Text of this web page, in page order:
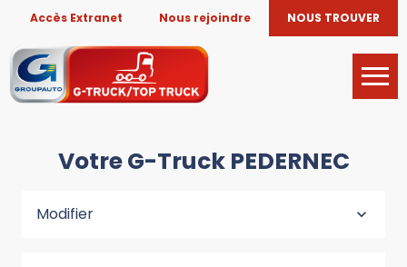
Accès Extranet Nous rejoindre NOUS TROUVER
Votre G-Truck PEDERNEC
Modifier